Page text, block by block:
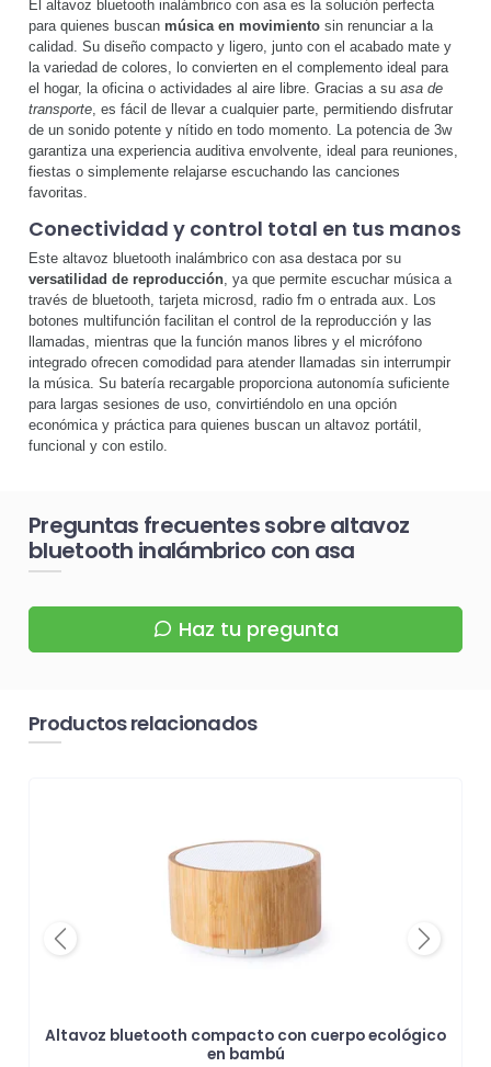
El altavoz bluetooth inalámbrico con asa es la solución perfecta
para quienes buscan música en movimiento sin renunciar a la
calidad. Su diseño compacto y ligero, junto con el acabado mate y
la variedad de colores, lo convierten en el complemento ideal para
el hogar, la oficina o actividades al aire libre. Gracias a su asa de
transporte, es fácil de llevar a cualquier parte, permitiendo disfrutar
de un sonido potente y nítido en todo momento. La potencia de 3w
garantiza una experiencia auditiva envolvente, ideal para reuniones,
fiestas o simplemente relajarse escuchando las canciones
favoritas.
Conectividad y control total en tus manos
Este altavoz bluetooth inalámbrico con asa destaca por su
versatilidad de reproducción , ya que permite escuchar música a
través de bluetooth, tarjeta microsd, radio fm o entrada aux. Los
botones multifunción facilitan el control de la reproducción y las
llamadas, mientras que la función manos libres y el micrófono
integrado ofrecen comodidad para atender llamadas sin interrumpir
la música. Su batería recargable proporciona autonomía suficiente
para largas sesiones de uso, convirtiéndolo en una opción
económica y práctica para quienes buscan un altavoz portátil,
funcional y con estilo.
Preguntas frecuentes sobre altavoz
bluetooth inalámbrico con asa
Haz tu pregunta
Productos relacionados
Altavoz bluetooth compacto con cuerpo ecológico
en bambú
Previous Next